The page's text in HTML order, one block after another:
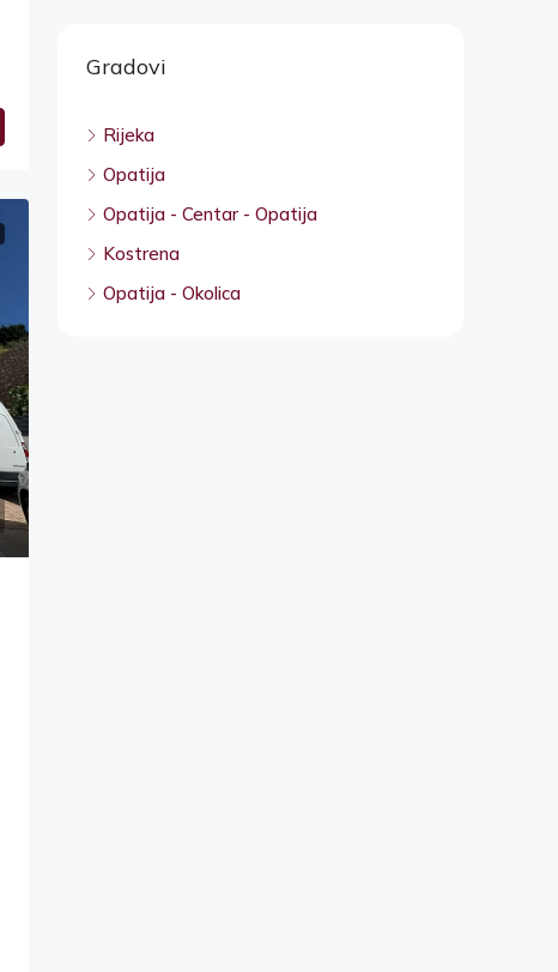
Gradovi
Rijeka
Opatija
Opatija - Centar - Opatija
Kostrena
Opatija - Okolica